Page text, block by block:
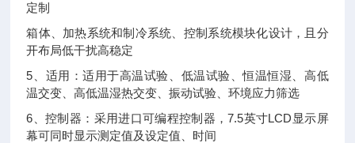
定制
箱体、加热系统和制冷系统、控制系统模块化设计，且分
开布局低干扰高稳定
5、适用：适用于高温试验、低温试验、恒温恒湿、高低
温交变、高低温湿热交变、振动试验、环境应力筛选
6、控制器：采用进口可编程控制器，7.5英寸LCD显示屏
幕可同时显示测定值及设定值、时间